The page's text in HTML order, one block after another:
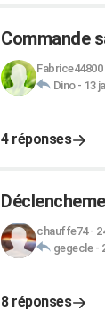
Commande
Fabrice44800
Dino- 13
4 réponses
chauffe74-
gegecle-
8 réponses